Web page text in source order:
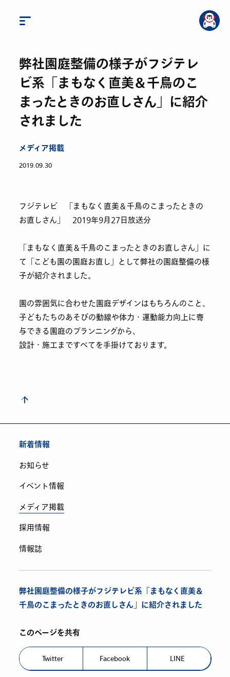
弊社園庭整備の様子がフジテレ
ビ系「まもなく直美＆千鳥のこ
まったときのお直しさん」に紹介
されました
メディア掲載
2019.09.30
フジテレビ 「まもなく直美＆千鳥のこまったときの
お直しさん」 2019年9月27日放送分
「まもなく直美＆千鳥のこまったときのお直しさん」に
て「こども園の園庭お直し」として弊社の園庭整備の様
子が紹介されました。
園の雰囲気に合わせた園庭デザインはもちろんのこと、
子どもたちのあそびの動線や体力・運動能力向上に寄
与できる園庭のプランニングから、
設計・施工まですべてを手掛けております。
新着情報
お知らせ
イベント情報
メディア掲載
採用情報
情報誌
弊社園庭整備の様子がフジテレビ系「まもなく直美＆
千鳥のこまったときのお直しさん」に紹介されました
このページを共有
Twitter Facebook LINE